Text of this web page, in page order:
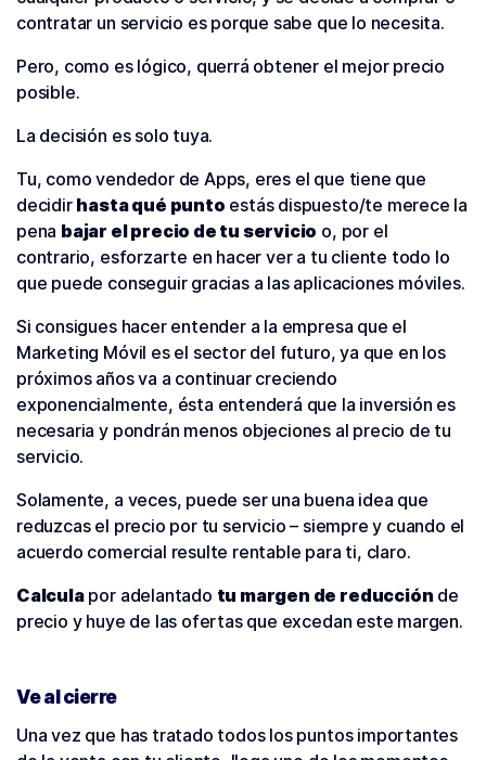
contratar un servicio es porque sabe que lo necesita.
Pero, como es lógico, querrá obtener el mejor precio
posible.
La decisión es solo tuya.
Tu, como vendedor de Apps, eres el que tiene que
decidir hasta qué punto estás dispuesto/te merece la
pena bajar el precio de tu servicio o, por el
contrario, esforzarte en hacer ver a tu cliente todo lo
que puede conseguir gracias a las aplicaciones móviles.
Si consigues hacer entender a la empresa que el
Marketing Móvil es el sector del futuro, ya que en los
próximos años va a continuar creciendo
exponencialmente, ésta entenderá que la inversión es
necesaria y pondrán menos objeciones al precio de tu
servicio.
Solamente, a veces, puede ser una buena idea que
reduzcas el precio por tu servicio – siempre y cuando el
acuerdo comercial resulte rentable para ti, claro.
Calculapor adelantado tu margen de reducción de
precio y huye de las ofertas que excedan este margen.
Ve al cierre
Una vez que has tratado todos los puntos importantes